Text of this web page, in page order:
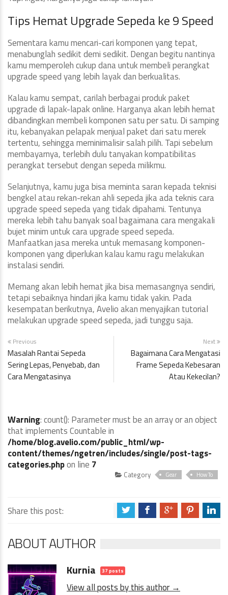
Tips Hemat Upgrade Sepeda ke 9 Speed
Sementara kamu mencari-cari komponen yang tepat,
menabunglah sedikit demi sedikit. Dengan begitu nantinya
kamu memperoleh cukup dana untuk membeli perangkat
upgrade speed yang lebih layak dan berkualitas.
Kalau kamu sempat, carilah berbagai produk paket
upgrade di lapak-lapak online. Harganya akan lebih hemat
dibandingkan membeli komponen satu per satu. Di samping
itu, kebanyakan pelapak menjual paket dari satu merek
tertentu, sehingga meminimalisir salah pilih. Tapi sebelum
membayarnya, terlebih dulu tanyakan kompatibilitas
perangkat tersebut dengan sepeda milikmu.
Selanjutnya, kamu juga bisa meminta saran kepada teknisi
bengkel atau rekan-rekan ahli sepeda jika ada teknis cara
upgrade speed sepeda yang tidak dipahami. Tentunya
mereka lebih tahu banyak soal bagaimana cara mengakali
bujet minim untuk cara upgrade speed sepeda.
Manfaatkan jasa mereka untuk memasang komponen-
komponen yang diperlukan kalau kamu ragu melakukan
instalasi sendiri.
Memang akan lebih hemat jika bisa memasangnya sendiri,
tetapi sebaiknya hindari jika kamu tidak yakin. Pada
kesempatan berikutnya, Avelio akan menyajikan tutorial
melakukan upgrade speed sepeda, jadi tunggu saja.
Previous
Masalah Rantai Sepeda
Sering Lepas, Penyebab, dan
Cara Mengatasinya
Next
Bagaimana Cara Mengatasi
Frame Sepeda Kebesaran
Atau Kekecilan?
Warning: count(): Parameter must be an array or an object
that implements Countable in
/home/blog.avelio.com/public_html/wp-
content/themes/ngetren/includes/single/post-tags-
categories.phpon line 7
Category Gear How To
Share this post: a b c d j
ABOUT AUTHOR
Kurnia 37 posts
View all posts by this author →